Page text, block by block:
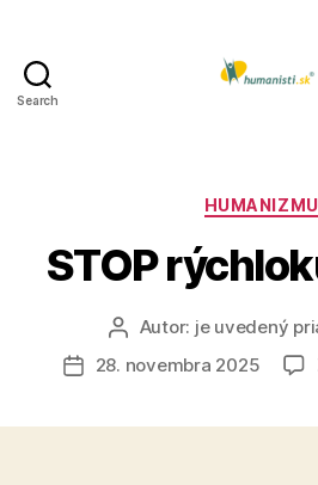
Search
STOP
AutorAutor: je uvedený
Dátum
28. novembra 2025